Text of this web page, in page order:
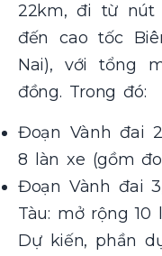
22km, đi từ nút
đến cao tốc
Nai), với tổng
đồng. Trong đó:
Đoạn Vành đai
8 làn xe (gồm
Đoạn Vành đai
Tàu: mở rộng 10
Dự kiến, phần